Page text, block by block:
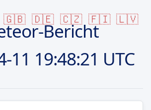
🇬🇧 🇩🇪 🇨🇿 🇫🇮 🇱🇻
Bericht
11 19:48:21 UTC